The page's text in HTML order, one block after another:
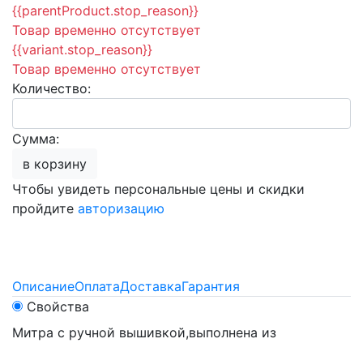
{{parentProduct.stop_reason}}
Товар временно отсутствует
{{variant.stop_reason}}
Товар временно отсутствует
Количество:
Сумма:
в корзину
Чтобы увидеть персональные цены и скидки
пройдите авторизацию
ОписаниеОплатаДоставкаГарантия
Свойства
Митра с ручной вышивкой,выполнена из